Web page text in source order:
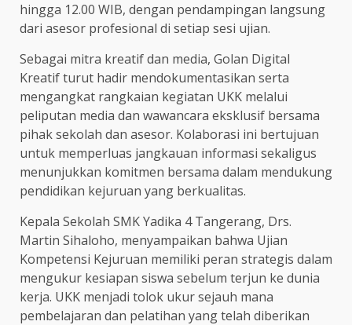
hingga 12.00 WIB, dengan pendampingan langsung
dari asesor profesional di setiap sesi ujian.
Sebagai mitra kreatif dan media, Golan Digital
Kreatif turut hadir mendokumentasikan serta
mengangkat rangkaian kegiatan UKK melalui
peliputan media dan wawancara eksklusif bersama
pihak sekolah dan asesor. Kolaborasi ini bertujuan
untuk memperluas jangkauan informasi sekaligus
menunjukkan komitmen bersama dalam mendukung
pendidikan kejuruan yang berkualitas.
Kepala Sekolah SMK Yadika 4 Tangerang, Drs.
Martin Sihaloho, menyampaikan bahwa Ujian
Kompetensi Kejuruan memiliki peran strategis dalam
mengukur kesiapan siswa sebelum terjun ke dunia
kerja. UKK menjadi tolok ukur sejauh mana
pembelajaran dan pelatihan yang telah diberikan